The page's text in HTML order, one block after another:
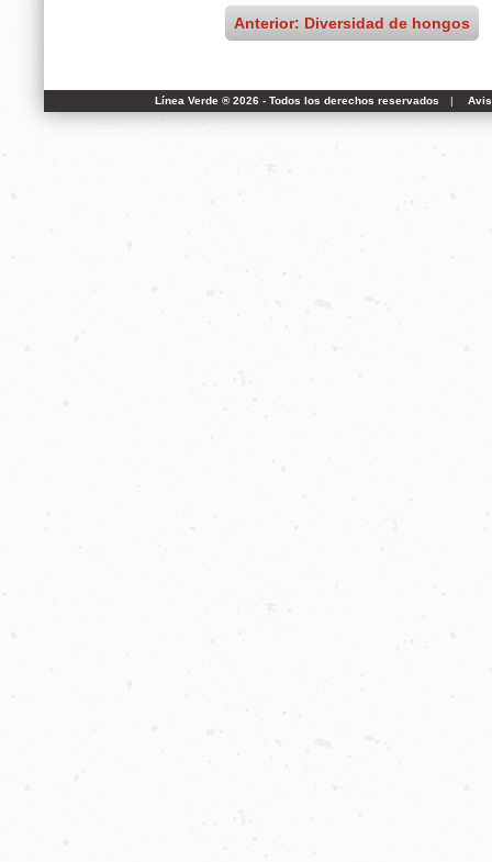
Anterior: Diversidad de hongos
Línea Verde ® 2026 - Todos los derechos reservados |